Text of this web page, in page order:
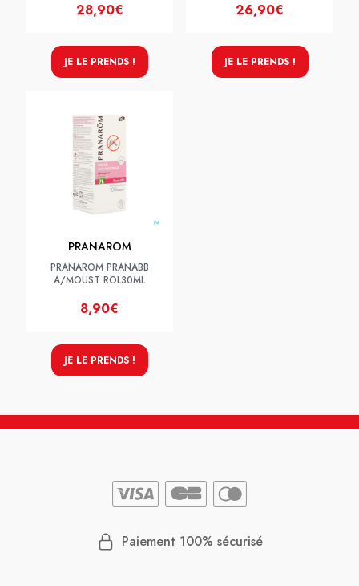
28,90€
JE LE PRENDS !
26,90€
JE LE PRENDS !
PRANAROM
PRANAROM PRANABB
A/MOUST ROL30ML
8,90€
JE LE PRENDS !
Paiement 100% sécurisé